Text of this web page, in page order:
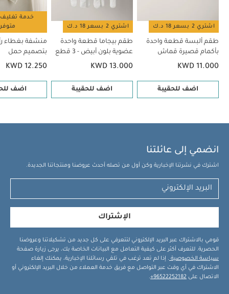
يرجى غسلها قبل الاستخدام.
قد يعجبك
طقم ألبسة قطعة واحدة بأكمام قصيرة قماش عضوي بلون أبيض
طقم بيجاما قطعة واحدة عضوية بلون أبيض - 3 قطع
بغطاء رأس بتصميم حمل
منشفة بغطاء رأس للرضع - وردي بتصميم
أرنب منشفة بغطاء رأس بتصميم أرنب
اشتري 2 بسعر 18 د.ك
طقم ألبسة قطعة واحدة
بأكمام قصيرة قماش
عضوي بلون أبيض - 5 قطع
KWD 11.000
اضف للحقيبة
اشتري 2 بسعر 18 د.ك
طقم بيجاما قطعة واحدة
عضوية بلون أبيض - 3 قطع
KWD 13.000
اضف للحقيبة
خدمة تغليف
منشفة بغطاء
بتصميم حمل
KWD 12.250
اضف
انضمي إلى عائلتنا
اشترك في نشرتنا الإخبارية وكن أول من تصله أحدث عروضنا ومنتجاتنا الجديدة.
الإشتراك
قومي بالاشتراك عبر البريد الإلكتروني لتتعرفي على كل جديد من تشكيلاتنا وعروضنا
الحصرية. للتعرف أكثر على كيفية التعامل مع البيانات الخاصة بك، يرجى زيارة صفحة
سياسة الخصوصية . إذا لم تعد ترغب في تلقي رسائلنا الإخبارية، يمكنك إلغاء
الاشتراك في أي وقت عبر التواصل مع فريق خدمة العملاء من خلال البريد الإلكتروني أو
الاتصال على 96522252182+
.